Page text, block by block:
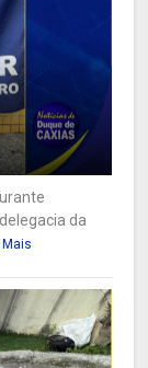
da
Mais